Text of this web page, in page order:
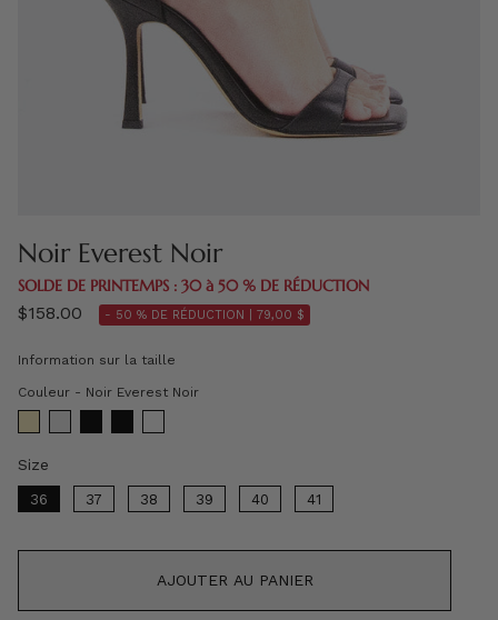
Noir Everest Noir
SOLDE DE PRINTEMPS : 30 à 50 % DE RÉDUCTION
$158.00 - 50 % DE RÉDUCTION | 79,00 $
Information sur la taille
Couleur - Noir Everest NoirCouleur
Size
36 37 38 39 40 41
AJOUTER AU PANIER